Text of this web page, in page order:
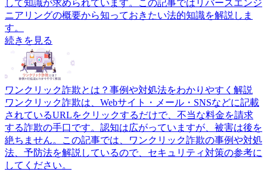
して知識が求められています。この記事ではリバースエンジ
ニアリングの概要から知っておきたい法的知識を解説しま
す。
続きを見る
ワンクリック詐欺とは？事例や対処法をわかりやすく解説
ワンクリック詐欺は、Webサイト・メール・SNSなどに記載
されているURLをクリックするだけで、不当な料金を請求
する詐欺の手口です。認知は広がっていますが、被害は後を
絶ちません。この記事では、ワンクリック詐欺の事例や対処
法、予防法を解説しているので、セキュリティ対策の参考に
してください。